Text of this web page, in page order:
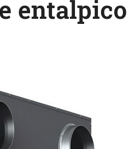
entalpico